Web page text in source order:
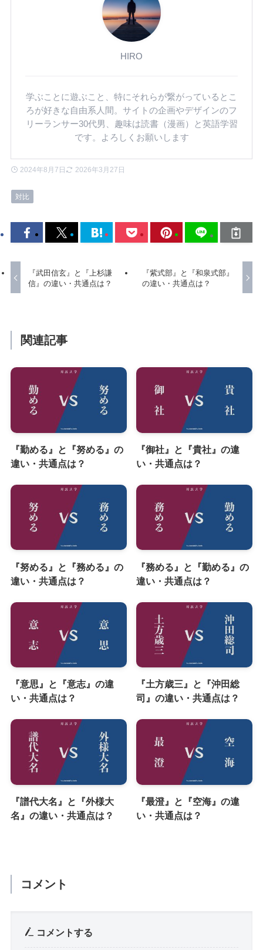
HIRO
学ぶことに遊ぶこと、特にそれらが繋がっているとこ
ろが好きな自由系人間。サイトの企画やデザインのフ
リーランサー30代男、趣味は読書（漫画）と英語学習
です。よろしくお願いします
2024年8月7日 2026年3月27日
対比
『武田信玄』と『上杉謙
信』の違い・共通点は？
『紫式部』と『和泉式部』
の違い・共通点は？
関連記事
『勤める』と『努める』の
違い・共通点は？
『御社』と『貴社』の違
い・共通点は？
『努める』と『務める』の
違い・共通点は？
『務める』と『勤める』の
違い・共通点は？
『意思』と『意志』の違
い・共通点は？
『土方歳三』と『沖田総
司』の違い・共通点は？
『譜代大名』と『外様大
名』の違い・共通点は？
『最澄』と『空海』の違
い・共通点は？
コメント
コメントする